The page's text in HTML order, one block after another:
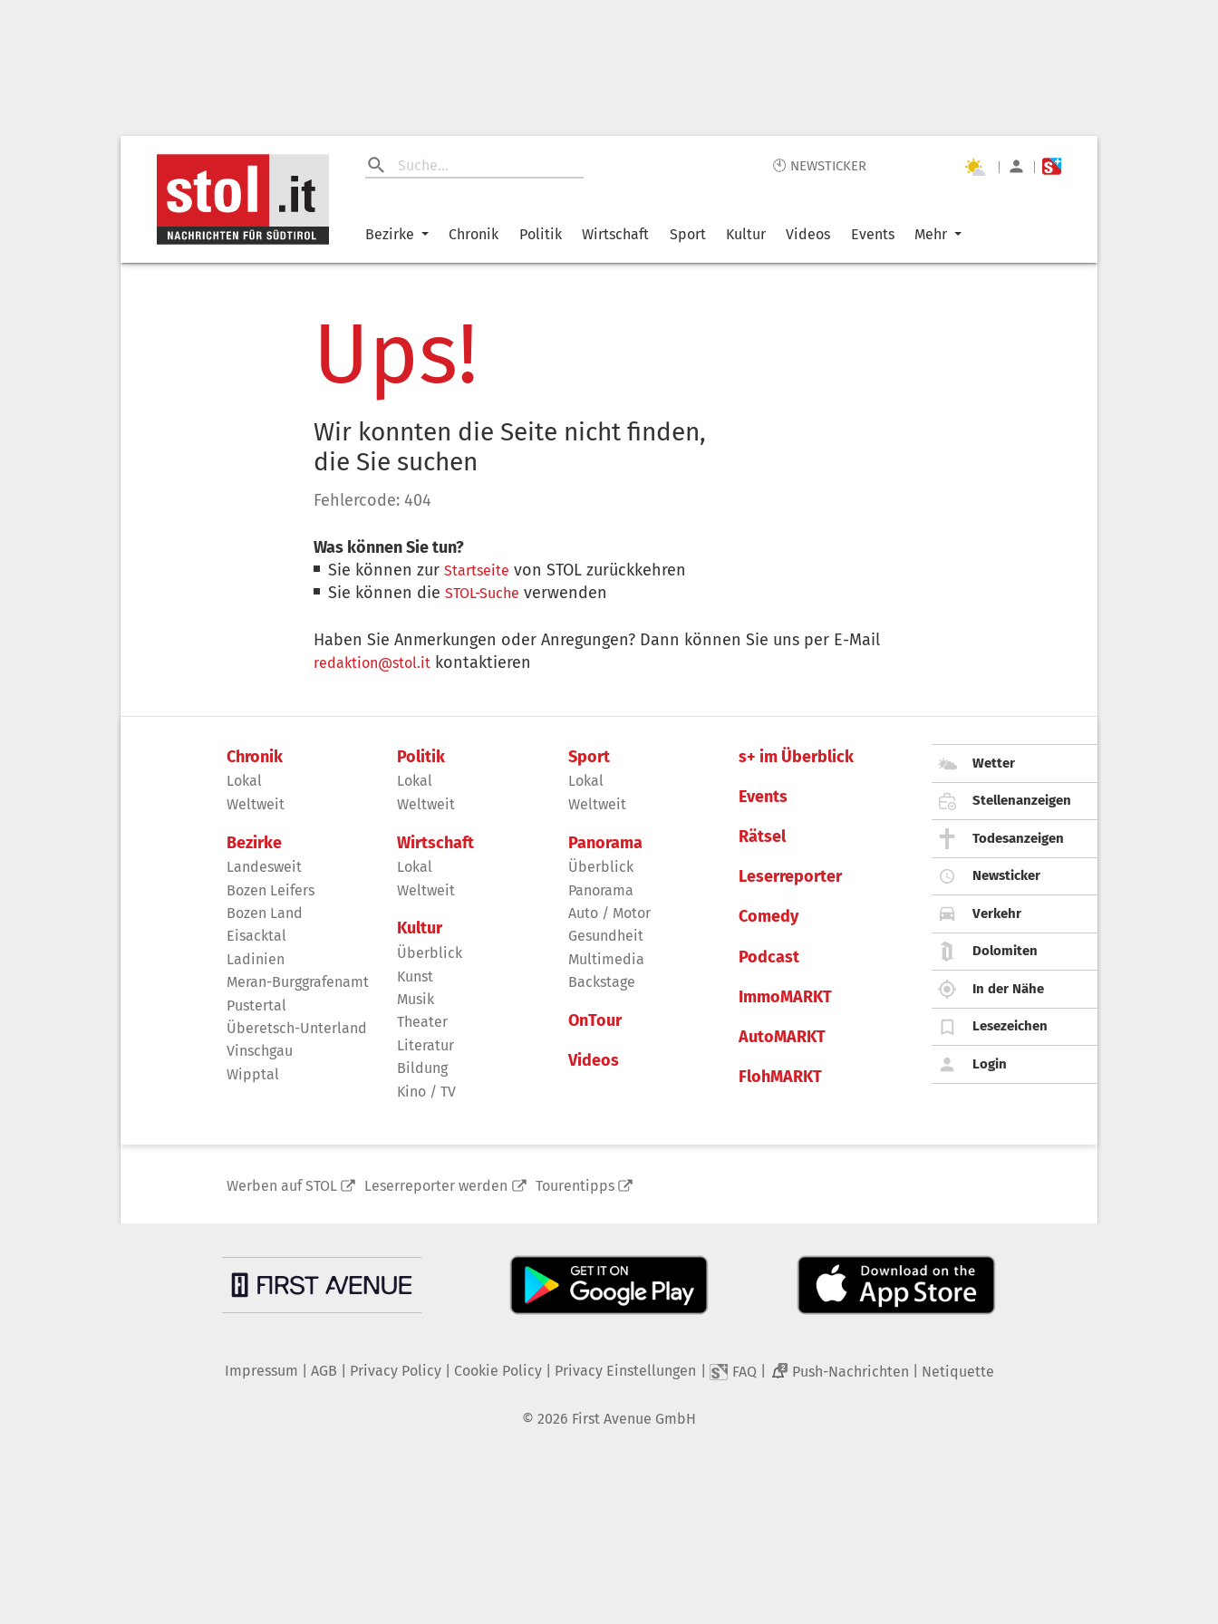
🕙 NEWSTICKER | |
Bezirke Chronik Politik Wirtschaft Sport Kultur Videos Events Mehr
Ups!
Wir konnten die Seite nicht finden,
die Sie suchen
Fehlercode: 404
Was können Sie tun?
Sie können zurStartseite von STOL zurückkehren
Sie können dieSTOL-Suche verwenden
Haben Sie Anmerkungen oder Anregungen? Dann können Sie uns per E-Mail
redaktion@stol.it kontaktieren
Chronik
Lokal
Weltweit
Bezirke
Landesweit
Bozen Leifers
Bozen Land
Eisacktal
Ladinien
Meran-Burggrafenamt
Pustertal
Überetsch-Unterland
Vinschgau
Wipptal
Politik
Lokal
Weltweit
Wirtschaft
Lokal
Weltweit
Kultur
Überblick
Kunst
Musik
Theater
Literatur
Bildung
Kino / TV
Sport
Lokal
Weltweit
Panorama
Überblick
Panorama
Auto / Motor
Gesundheit
Multimedia
Backstage
OnTour
Videos
s+ im Überblick
Events
Rätsel
Leserreporter
Comedy
Podcast
ImmoMARKT
AutoMARKT
FlohMARKT
Wetter
Stellenanzeigen
Todesanzeigen
Newsticker
Verkehr
Dolomiten
In der Nähe
Lesezeichen
Login
Werben auf STOL Leserreporter werden Tourentipps
Impressum AGB Privacy Policy| Cookie Policy| Privacy Einstellungen FAQ 2 Push-Nachrichten Netiquette
© 2026 First Avenue GmbH